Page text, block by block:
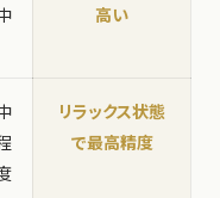
高い
リラックス状態
で最高精度